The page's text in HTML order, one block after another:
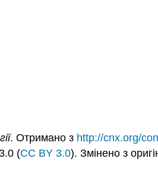
. Отримано з http://cnx.org/
(CC BY 3.0). Змінено з